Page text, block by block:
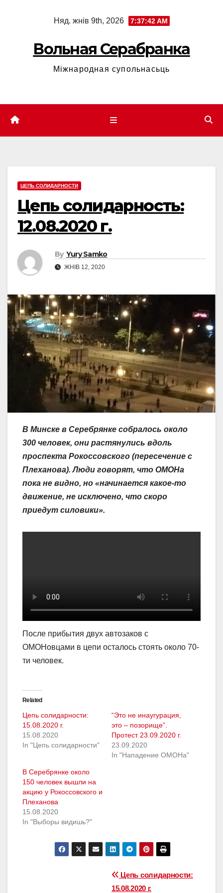
Няд. жнів 9th, 2026 7:37:42 AM
Вольная Серабранка
Міжнародная супольнасьць
ЦЕПЬ СОЛИДАРНОСТИ
Цепь солидарность:
12.08.2020 г.
By Yury Samko
ЖНІВ 12, 2020
В Минске в Серебрянке собралось около
300 человек, они растянулись вдоль
проспекта Рокоссовского (пересечение с
Плеханова). Люди говорят, что ОМОНа
пока не видно, но «начинается какое-то
движение, не исключено, что скоро
приедут силовики».
После прибытия двух автозаков с
ОМОНовцами в цепи осталось стоять около 70-
ти человек.
Related
Цепь солидарности:
15.08.2020 г.
15.08.2020
In "Цепь солидарности"
“Это не инаугурация,
это – позорище”.
Протест 23.09.2020 г.
23.09.2020
In "Нападение ОМОНа"
В Серебрянке около
150 человек вышли на
акцию у Рокоссовского и
Плеханова
15.08.2020
In "Выборы видишь?"
Цепь солидарности:
15.08.2020 г.